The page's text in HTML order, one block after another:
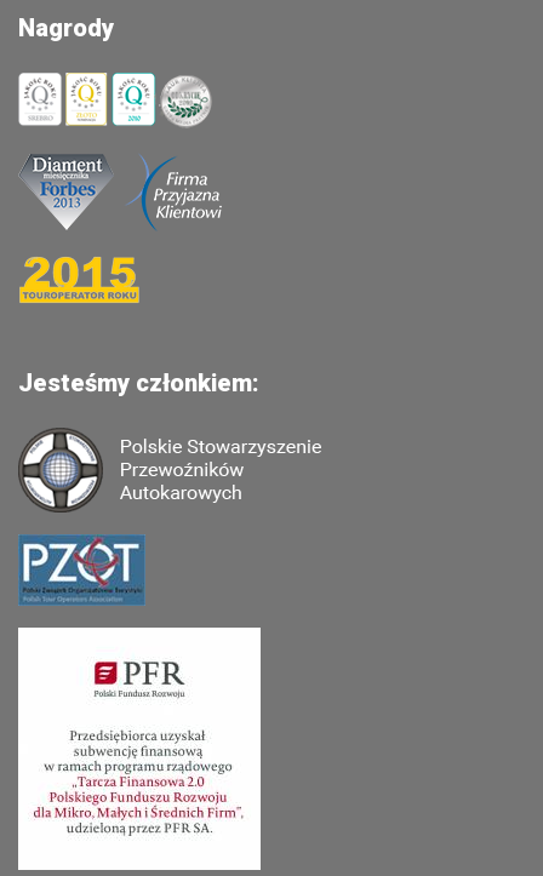
Nagrody
Jesteśmy członkiem: